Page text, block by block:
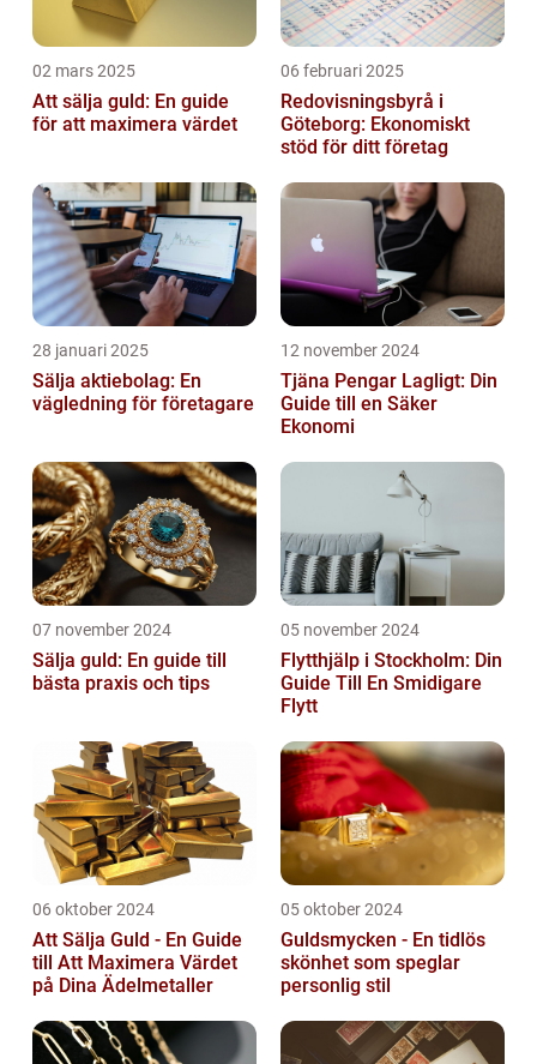
02 mars 2025
Att sälja guld: En guide
för att maximera värdet
06 februari 2025
Redovisningsbyrå i
Göteborg: Ekonomiskt
stöd för ditt företag
28 januari 2025
Sälja aktiebolag: En
vägledning för företagare
12 november 2024
Tjäna Pengar Lagligt: Din
Guide till en Säker
Ekonomi
07 november 2024
Sälja guld: En guide till
bästa praxis och tips
05 november 2024
Flytthjälp i Stockholm: Din
Guide Till En Smidigare
Flytt
06 oktober 2024
Att Sälja Guld - En Guide
till Att Maximera Värdet
på Dina Ädelmetaller
05 oktober 2024
Guldsmycken - En tidlös
skönhet som speglar
personlig stil